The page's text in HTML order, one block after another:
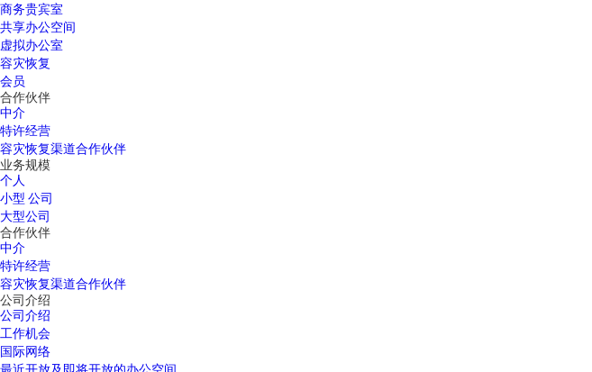
商务贵宾室
共享办公空间
虚拟办公室
容灾恢复
会员
合作伙伴
中介
特许经营
容灾恢复渠道合作伙伴
业务规模
个人
小型 公司
大型公司
合作伙伴
中介
特许经营
容灾恢复渠道合作伙伴
公司介绍
公司介绍
工作机会
国际网络